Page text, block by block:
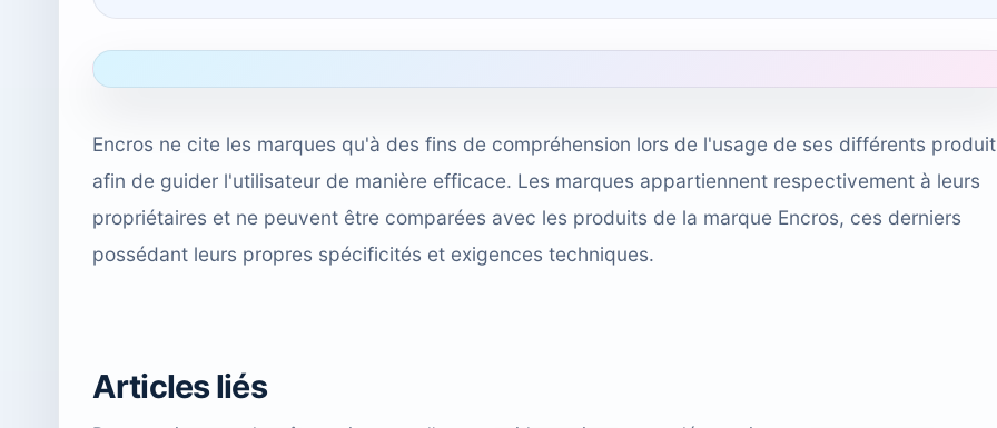
Encros ne cite les marques qu'à des fins de compréhension lors de l'usage de ses différents
afin de guider l'utilisateur de manière efficace. Les marques appartiennent respectivement à leurs
propriétaires et ne peuvent être comparées avec les produits de la marque Encros, ces derniers
possédant leurs propres spécificités et exigences techniques.
Articles liés